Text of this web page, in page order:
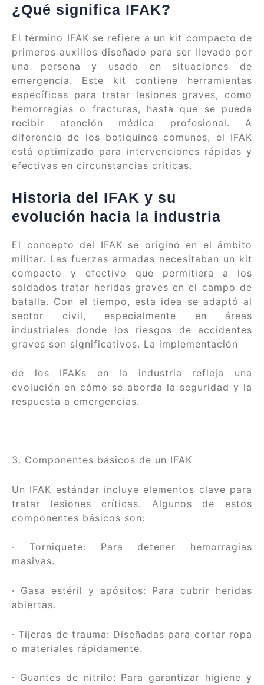
¿Qué significa IFAK?
El término IFAK se refiere a un kit compacto de
primeros auxilios diseñado para ser llevado por
una persona y usado en situaciones de
emergencia. Este kit contiene herramientas
específicas para tratar lesiones graves, como
hemorragias o fracturas, hasta que se pueda
recibir atención médica profesional. A
diferencia de los botiquines comunes, el IFAK
está optimizado para intervenciones rápidas y
efectivas en circunstancias críticas.
Historia del IFAK y su
evolución hacia la industria
El concepto del IFAK se originó en el ámbito
militar. Las fuerzas armadas necesitaban un kit
compacto y efectivo que permitiera a los
soldados tratar heridas graves en el campo de
batalla. Con el tiempo, esta idea se adaptó al
sector civil, especialmente en áreas
industriales donde los riesgos de accidentes
graves son significativos. La implementación
de los IFAKs en la industria refleja una
evolución en cómo se aborda la seguridad y la
respuesta a emergencias.
3. Componentes básicos de un IFAK
Un IFAK estándar incluye elementos clave para
tratar lesiones críticas. Algunos de estos
componentes básicos son:
· Torniquete: Para detener hemorragias
masivas.
· Gasa estéril y apósitos: Para cubrir heridas
abiertas.
· Tijeras de trauma: Diseñadas para cortar ropa
o materiales rápidamente.
· Guantes de nitrilo: Para garantizar higiene y